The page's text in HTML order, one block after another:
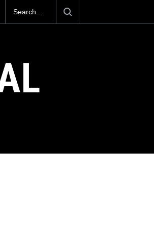
aeroespacial
dólares en